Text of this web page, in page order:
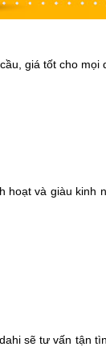
giá tốt cho
và giàu kinh
sẽ tư vấn tận